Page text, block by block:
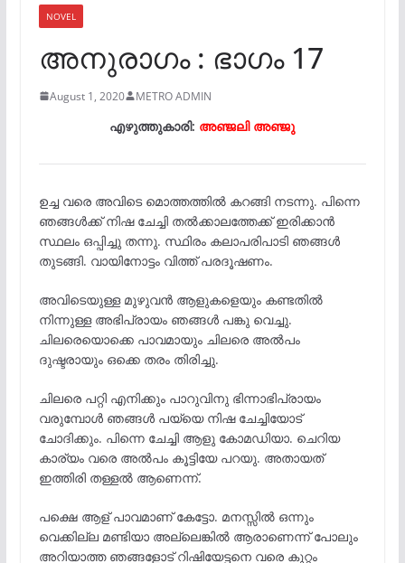
NOVEL
അനുരാഗം : ഭാഗം 17
August 1, 2020 METRO ADMIN
എഴുത്തുകാരി: അഞ്ജലി അഞ്ജു
ഉച്ച വരെ അവിടെ മൊത്തത്തിൽ കറങ്ങി നടന്നു. പിന്നെ
ഞങ്ങൾക്ക് നിഷ ചേച്ചി തൽക്കാലത്തേക്ക് ഇരിക്കാൻ
സ്ഥലം ഒപ്പിച്ചു തന്നു. സ്ഥിരം കലാപരിപാടി ഞങ്ങൾ
തുടങ്ങി. വായിനോട്ടം വിത്ത്‌ പരദൂഷണം.
അവിടെയുള്ള മുഴുവൻ ആളുകളെയും കണ്ടതിൽ
നിന്നുള്ള അഭിപ്രായം ഞങ്ങൾ പങ്കു വെച്ചു.
ചിലരെയൊക്കെ പാവമായും ചിലരെ അൽപം
ദുഷ്ടരായും ഒക്കെ തരം തിരിച്ചു.
ചിലരെ പറ്റി എനിക്കും പാറുവിനു ഭിന്നാഭിപ്രായം
വരുമ്പോൾ ഞങ്ങൾ പയ്യെ നിഷ ചേച്ചിയോട്
ചോദിക്കും. പിന്നെ ചേച്ചി ആളു കോമഡിയാ. ചെറിയ
കാര്യം വരെ അൽപം കൂട്ടിയേ പറയു. അതായത്
ഇത്തിരി തള്ളൽ ആണെന്ന്.
പക്ഷെ ആള് പാവമാണ് കേട്ടോ. മനസ്സിൽ ഒന്നും
വെക്കില്ല മണ്ടിയാ അല്ലെങ്കിൽ ആരാണെന്ന് പോലും
അറിയാത്ത ഞങ്ങളോട് റിഷിയേട്ടനെ വരെ കുറ്റം